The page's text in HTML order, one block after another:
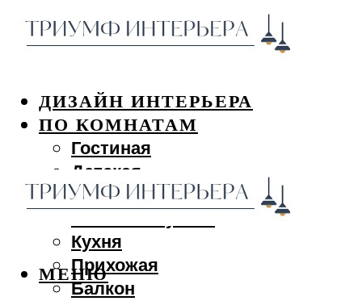
ДИЗАЙН ИНТЕРЬЕРА
ПО КОМНАТАМ
Гостиная
Детская
Спальня
Кухня
Прихожая
Балкон
МЕНЮ